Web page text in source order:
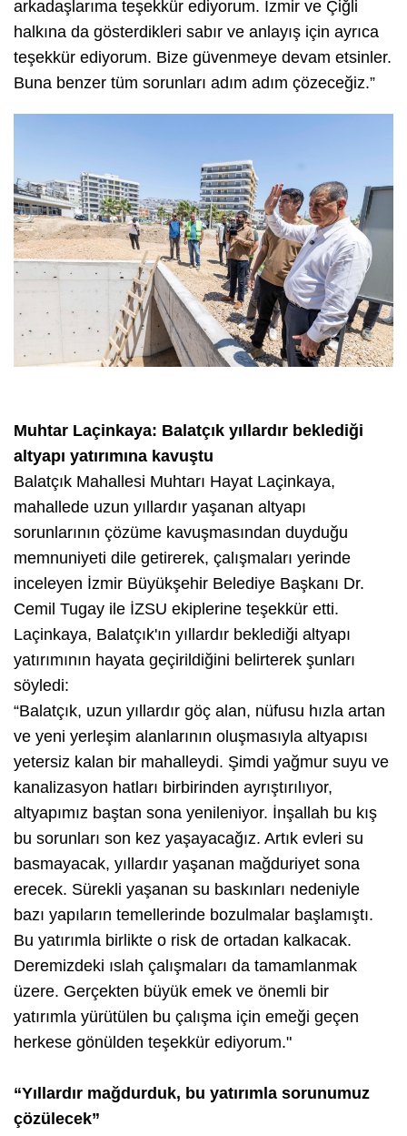
arkadaşlarıma teşekkür ediyorum. İzmir ve Çiğli
halkına da gösterdikleri sabır ve anlayış için ayrıca
teşekkür ediyorum. Bize güvenmeye devam etsinler.
Buna benzer tüm sorunları adım adım çözeceğiz.”
Muhtar Laçinkaya: Balatçık yıllardır beklediği
altyapı yatırımına kavuştu
Balatçık Mahallesi Muhtarı Hayat Laçinkaya,
mahallede uzun yıllardır yaşanan altyapı
sorunlarının çözüme kavuşmasından duyduğu
memnuniyeti dile getirerek, çalışmaları yerinde
inceleyen İzmir Büyükşehir Belediye Başkanı Dr.
Cemil Tugay ile İZSU ekiplerine teşekkür etti.
Laçinkaya, Balatçık'ın yıllardır beklediği altyapı
yatırımının hayata geçirildiğini belirterek şunları
söyledi:
“Balatçık, uzun yıllardır göç alan, nüfusu hızla artan
ve yeni yerleşim alanlarının oluşmasıyla altyapısı
yetersiz kalan bir mahalleydi. Şimdi yağmur suyu ve
kanalizasyon hatları birbirinden ayrıştırılıyor,
altyapımız baştan sona yenileniyor. İnşallah bu kış
bu sorunları son kez yaşayacağız. Artık evleri su
basmayacak, yıllardır yaşanan mağduriyet sona
erecek. Sürekli yaşanan su baskınları nedeniyle
bazı yapıların temellerinde bozulmalar başlamıştı.
Bu yatırımla birlikte o risk de ortadan kalkacak.
Deremizdeki ıslah çalışmaları da tamamlanmak
üzere. Gerçekten büyük emek ve önemli bir
yatırımla yürütülen bu çalışma için emeği geçen
herkese gönülden teşekkür ediyorum."
“Yıllardır mağdurduk, bu yatırımla sorunumuz
çözülecek”